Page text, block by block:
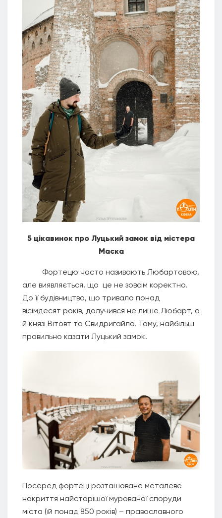
5 цікавинок про Луцький замок від містера
Маска
Фортецю часто називають Любартовою,
але виявляється, що це не зовсім коректно.
До її будівництва, що тривало понад
вісімдесят років, долучився не лише Любарт, а
й князі Вітовт та Свидригайло. Тому, найбільш
правильно казати Луцький замок.
Посеред фортеці розташоване металеве
накриття найстарішої мурованої споруди
міста (їй понад 850 років) – православного